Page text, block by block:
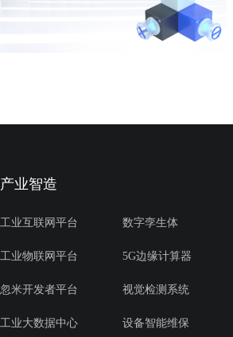
产业智造
工业互联网平台 数字孪生体
工业物联网平台 5G边缘计算器
忽米开发者平台 视觉检测系统
工业大数据中心 设备智能维保